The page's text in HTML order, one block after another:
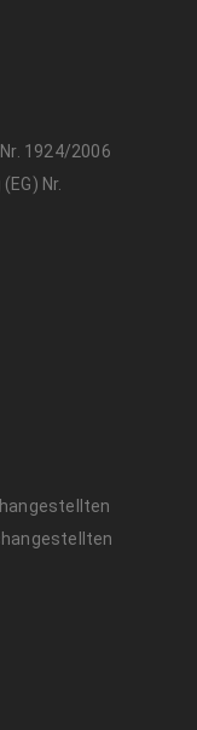
1924/2006
Nr.